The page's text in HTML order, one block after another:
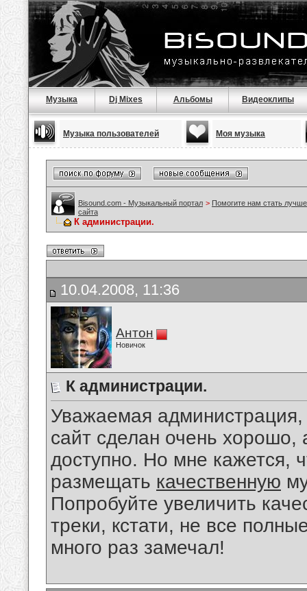
Музыка Dj Mixes Альбомы Видеоклипы
Музыка пользователей Моя музыка
Bisound.com - Музыкальный портал > Помогите нам стать
сайта
К администрации.
10.04.2008, 11:36
Антон
Новичок
К администрации.
Уважаемая
сайт сделан очень хорошо,
доступно. Но мне кажется,
размещать качественную
Попробуйте увеличить
треки, кстати, не все
много раз замечал!